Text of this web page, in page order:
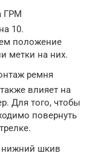
ГРМ
10.
положение
метки на них.
ремня
влияет на
Для того, чтобы
повернуть
нижний шкив